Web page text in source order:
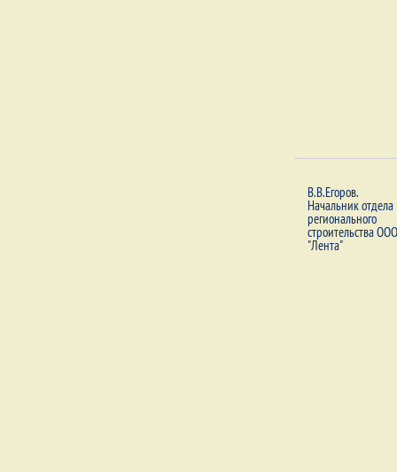
В.В.Егоров.
Начальник отдела
регионального
строительства ООО
"Лента"